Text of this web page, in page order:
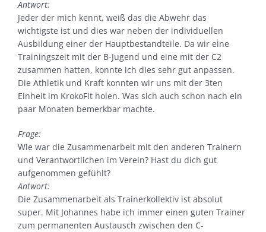
Antwort:
Jeder der mich kennt, weiß das die Abwehr das
wichtigste ist und dies war neben der individuellen
Ausbildung einer der Hauptbestandteile. Da wir eine
Trainingszeit mit der B-Jugend und eine mit der C2
zusammen hatten, konnte ich dies sehr gut anpassen.
Die Athletik und Kraft konnten wir uns mit der 3ten
Einheit im KrokoFit holen. Was sich auch schon nach ein
paar Monaten bemerkbar machte.
Frage:
Wie war die Zusammenarbeit mit den anderen Trainern
und Verantwortlichen im Verein? Hast du dich gut
aufgenommen gefühlt?
Antwort:
Die Zusammenarbeit als Trainerkollektiv ist absolut
super. Mit Johannes habe ich immer einen guten Trainer
zum permanenten Austausch zwischen den C-